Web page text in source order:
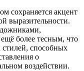
сохраняется акцент
выразительности.
более тесным, что
способных
о
воздействии.